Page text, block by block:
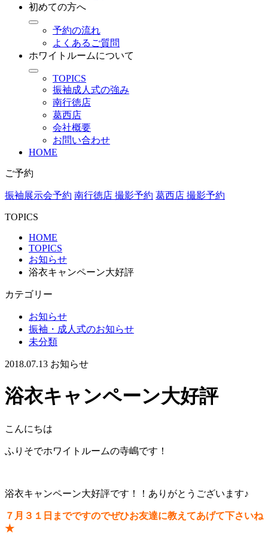
初めての方へ
予約の流れ
よくあるご質問
ホワイトルームについて
TOPICS
振袖成人式の強み
南行徳店
葛西店
会社概要
お問い合わせ
HOME
ご予約
振袖展示会予約 南行徳店 撮影予約 葛西店 撮影予約
TOPICS
HOME
TOPICS
お知らせ
浴衣キャンペーン大好評
カテゴリー
お知らせ
振袖・成人式のお知らせ
未分類
2018.07.13 お知らせ
浴衣キャンペーン大好評
こんにちは
ふりそでホワイトルームの寺嶋です！
浴衣キャンペーン大好評です！！ありがとうございます♪
７月３１日までですのでぜひお友達に教えてあげて下さいね
★